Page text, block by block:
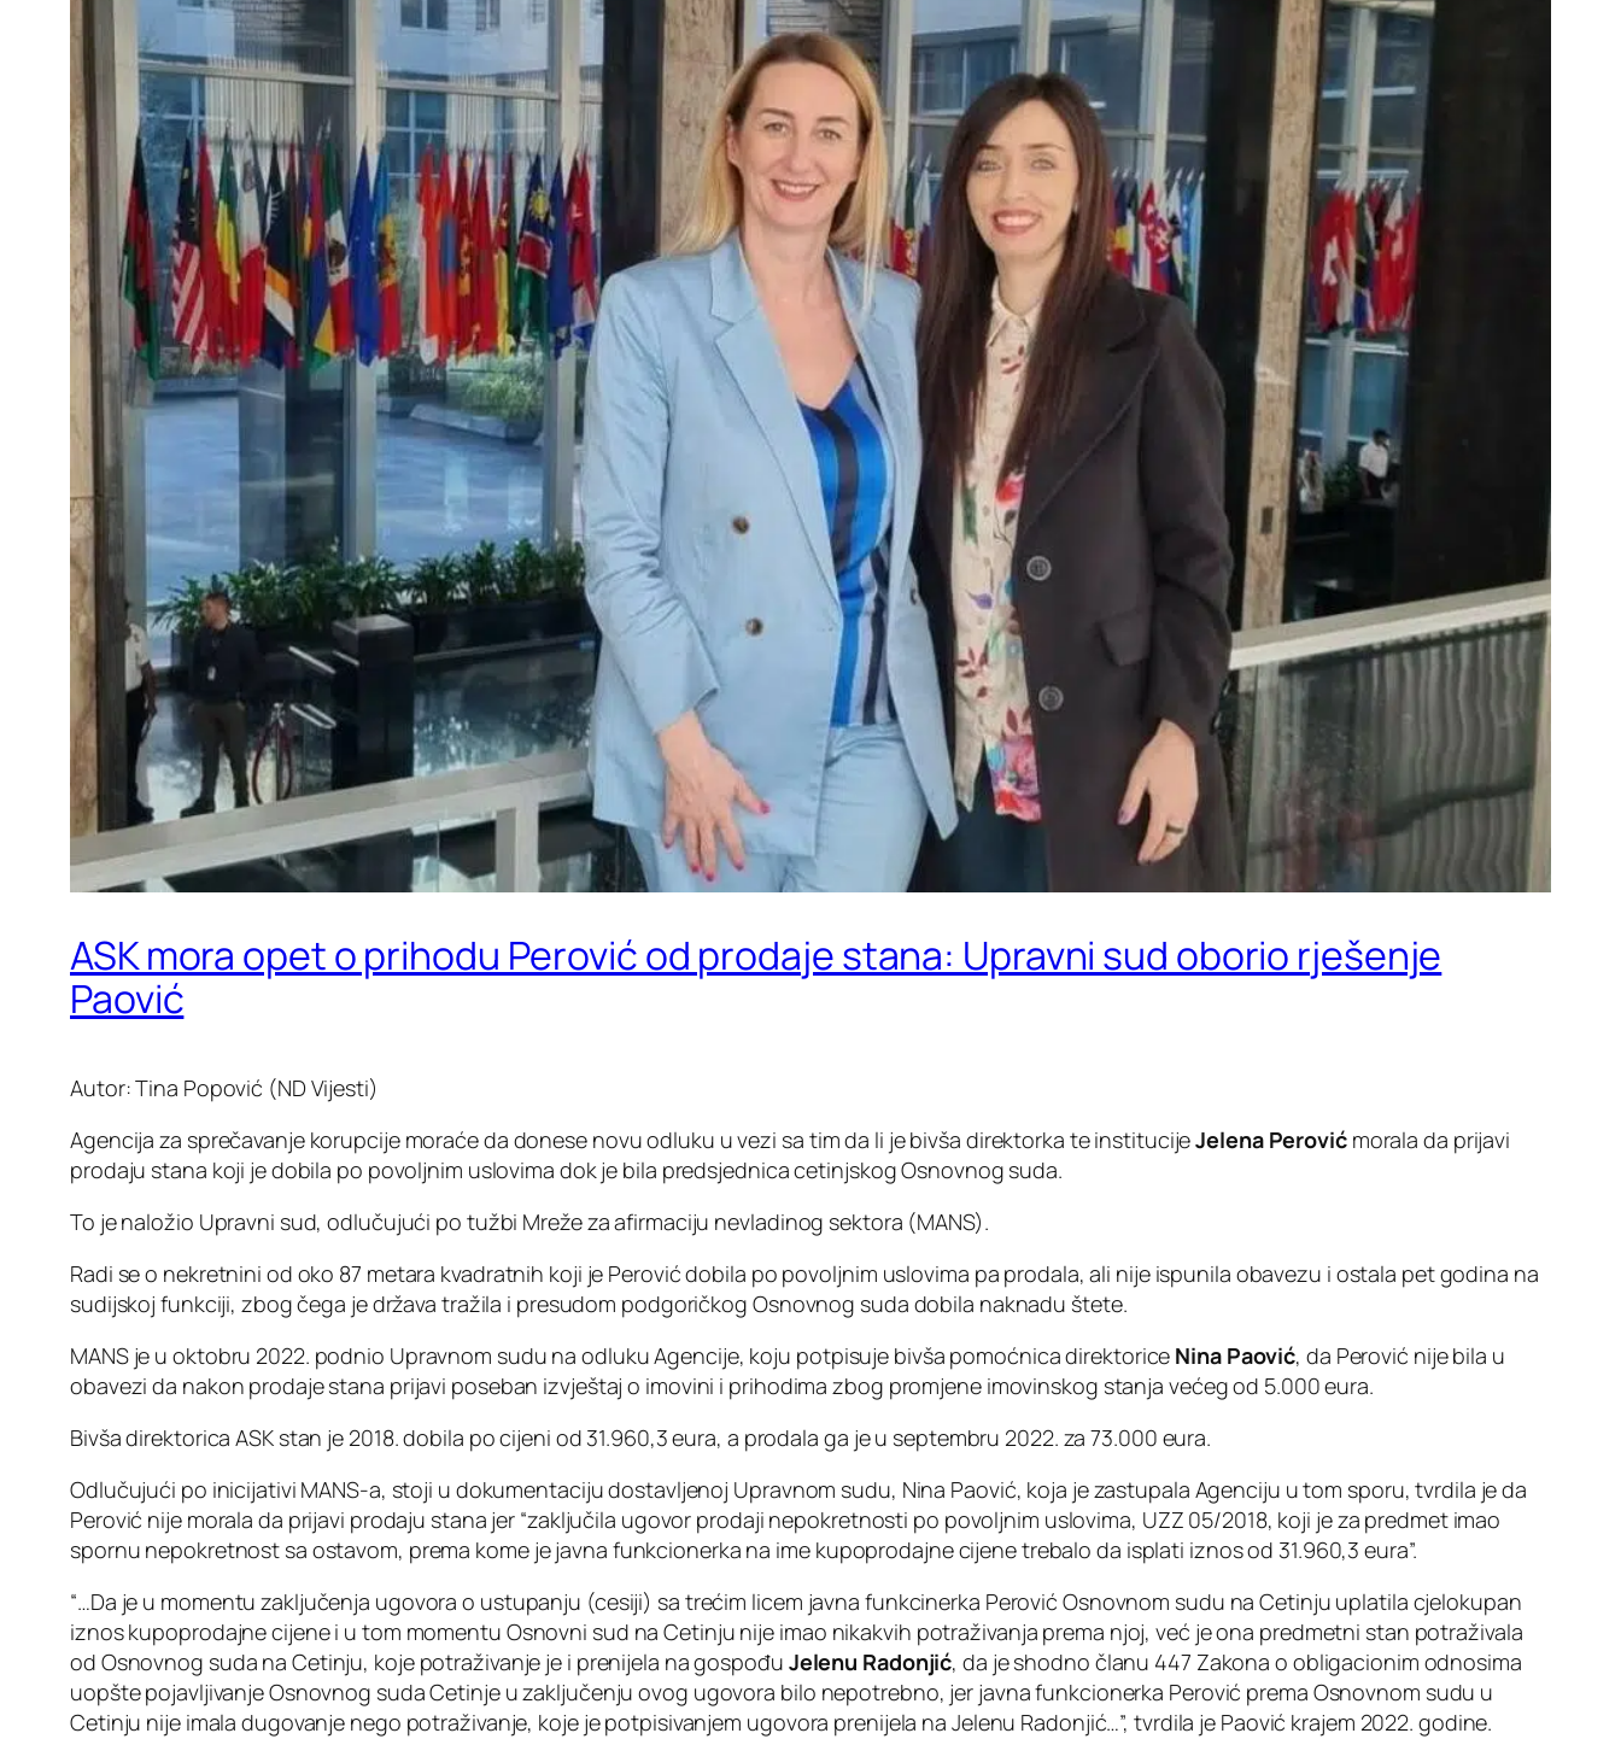
ASK mora opet o prihodu Perović od prodaje stana: Upravni sud oborio rješenje
Paović
Autor: Tina Popović (ND Vijesti)
Agencija za sprečavanje korupcije moraće da donese novu odluku u vezi sa tim da li je bivša direktorka te institucijeJelena Perovićmorala da prijavi
prodaju stana koji je dobila po povoljnim uslovima dok je bila predsjednica cetinjskog Osnovnog suda.
To je naložio Upravni sud, odlučujući po tužbi Mreže za afirmaciju nevladinog sektora (MANS).
Radi se o nekretnini od oko 87 metara kvadratnih koji je Perović dobila po povoljnim uslovima pa prodala, ali nije ispunila obavezu i ostala pet godina na
sudijskoj funkciji, zbog čega je država tražila i presudom podgoričkog Osnovnog suda dobila naknadu štete.
MANS je u oktobru 2022. podnio Upravnom sudu na odluku Agencije, koju potpisuje bivša pomoćnica direktorice Nina Paović, da Perović nije bila u
obavezi da nakon prodaje stana prijavi poseban izvještaj o imovini i prihodima zbog promjene imovinskog stanja većeg od 5.000 eura.
Bivša direktorica ASK stan je 2018. dobila po cijeni od 31.960,3 eura, a prodala ga je u septembru 2022. za 73.000 eura.
Odlučujući po inicijativi MANS-a, stoji u dokumentaciju dostavljenoj Upravnom sudu, Nina Paović, koja je zastupala Agenciju u tom sporu, tvrdila je da
Perović nije morala da prijavi prodaju stana jer “zaključila ugovor prodaji nepokretnosti po povoljnim uslovima, UZZ 05/2018, koji je za predmet imao
spornu nepokretnost sa ostavom, prema kome je javna funkcionerka na ime kupoprodajne cijene trebalo da isplati iznos od 31.960,3 eura”.
“…Da je u momentu zaključenja ugovora o ustupanju (cesiji) sa trećim licem javna funkcinerka Perović Osnovnom sudu na Cetinju uplatila cjelokupan
iznos kupoprodajne cijene i u tom momentu Osnovni sud na Cetinju nije imao nikakvih potraživanja prema njoj, već je ona predmetni stan potraživala
od Osnovnog suda na Cetinju, koje potraživanje je i prenijela na gospođu Jelenu Radonjić, da je shodno članu 447 Zakona o obligacionim odnosima
uopšte pojavljivanje Osnovnog suda Cetinje u zaključenju ovog ugovora bilo nepotrebno, jer javna funkcionerka Perović prema Osnovnom sudu u
Cetinju nije imala dugovanje nego potraživanje, koje je potpisivanjem ugovora prenijela na Jelenu Radonjić…”, tvrdila je Paović krajem 2022. godine.